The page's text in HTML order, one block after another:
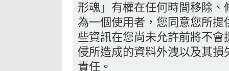
形魂」有權在任何時間移除
為一個使用者，您同意您所
些資訊在您尚未允許前將不
侵所造成的資料外洩以及其
責任。